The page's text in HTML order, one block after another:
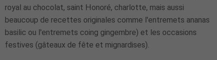
royal au chocolat, saint Honoré, charlotte, mais aussi
beaucoup de recettes originales comme l'entremets ananas
basilic ou l'entremets coing gingembre) et les occasions
festives (gâteaux de fête et mignardises).